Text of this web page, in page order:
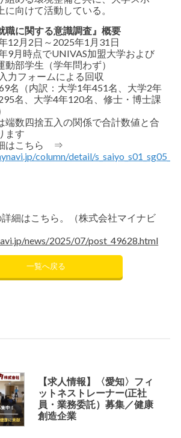
向けて活動している。
職に関する意識調査』概要
12月2日～2025年1月31日
9月時点でUNIVAS加盟大学および
部学生（学年問わず）
力フォームによる回収
名（内訳：大学1年451名、大学2年
名、大学4年120名、修士・博士課
数四捨五入の関係で合計数値と合
ます
はこちら ⇒
column/detail/
細はこちら。（株式会社マイナビ
news/2025/07/post_49628.html
一覧へ戻る
【求人情報】〈愛知〉フィ
ットネストレーナー(正社
員・業務委託）募集／健康
創造企業